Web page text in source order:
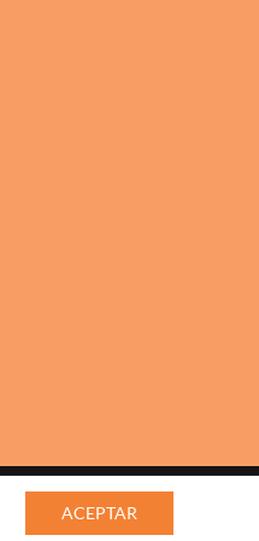
ACEPTAR